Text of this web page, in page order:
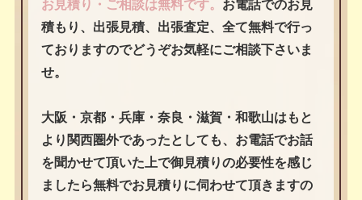
お見積り・ご相談は無料です。 お電話でのお見
積もり、出張見積、出張査定、全て無料で行っ
ておりますのでどうぞお気軽にご相談下さいま
せ。
大阪・京都・兵庫・奈良・滋賀・和歌山はもと
より関西圏外であったとしても、お電話でお話
を聞かせて頂いた上で御見積りの必要性を感じ
ましたら無料でお見積りに伺わせて頂きますの